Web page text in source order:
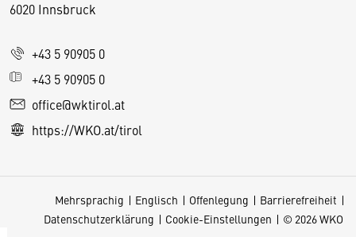
6020 Innsbruck
+43 5 90905 0
+43 5 90905 0
office@wktirol.at
https://WKO.at/tirol
Mehrsprachig Englisch Offenlegung
Barrierefreiheit
Datenschutzerklärung
Cookie-Einstellungen © 2026 WKO
i
s
e
S
e